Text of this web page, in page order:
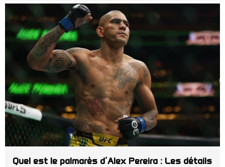
Quel est le palmarès d’Alex Pereira : Les détails